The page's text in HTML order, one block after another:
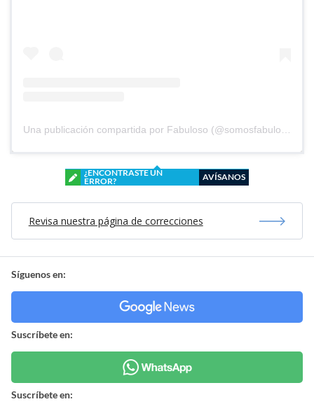
Una publicación compartida por Fabuloso (@somosfabuloso)
¿ENCONTRASTE UN
ERROR?
AVÍSANOS
Revisa nuestra página de correcciones
Síguenos en:
Suscríbete en:
Suscríbete en: